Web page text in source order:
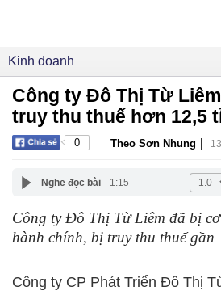
Kinh doanh
Công ty Đô Thị Từ
truy thu thuế hơn 12,5
0 | Theo Sơn Nhung |
Nghe đọc bài 1:15
Công ty Đô Thị Từ Liêm đã bị
hành chính, bị truy thu thuế gần
Công ty CP Phát Triển Đô Thị